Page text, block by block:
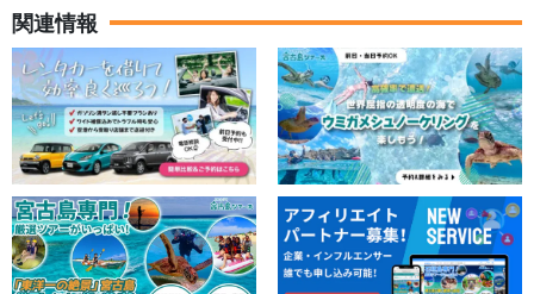
方までご参加大歓迎です！
関連情報